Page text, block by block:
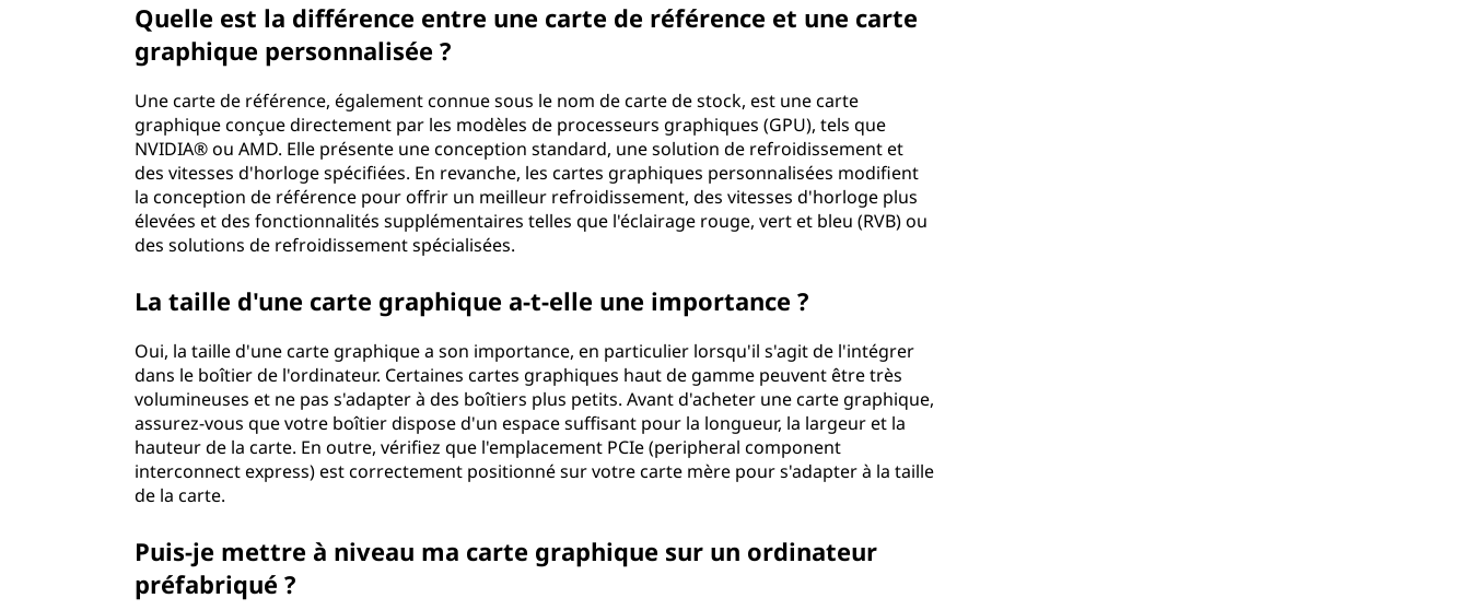
Quelle est la différence entre une carte de référence et une carte
graphique personnalisée ?
Une carte de référence, également connue sous le nom de carte de stock, est une carte
graphique conçue directement par les modèles de processeurs graphiques (GPU), tels que
NVIDIA® ou AMD. Elle présente une conception standard, une solution de refroidissement et
des vitesses d'horloge spécifiées. En revanche, les cartes graphiques personnalisées modifient
la conception de référence pour offrir un meilleur refroidissement, des vitesses d'horloge plus
élevées et des fonctionnalités supplémentaires telles que l'éclairage rouge, vert et bleu (RVB) ou
des solutions de refroidissement spécialisées.
La taille d'une carte graphique a-t-elle une importance ?
Oui, la taille d'une carte graphique a son importance, en particulier lorsqu'il s'agit de l'intégrer
dans le boîtier de l'ordinateur. Certaines cartes graphiques haut de gamme peuvent être très
volumineuses et ne pas s'adapter à des boîtiers plus petits. Avant d'acheter une carte graphique,
assurez-vous que votre boîtier dispose d'un espace suffisant pour la longueur, la largeur et la
hauteur de la carte. En outre, vérifiez que l'emplacement PCIe (peripheral component
interconnect express) est correctement positionné sur votre carte mère pour s'adapter à la taille
de la carte.
Puis-je mettre à niveau ma carte graphique sur un ordinateur
préfabriqué ?